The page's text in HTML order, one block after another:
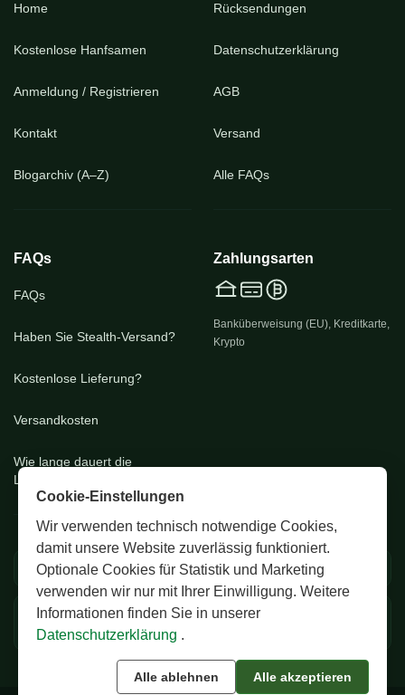
Cookie-Einstellungen
Wir verwenden technisch notwendige Cookies,
damit unsere Website zuverlässig funktioniert.
Optionale Cookies für Statistik und Marketing
verwenden wir nur mit Ihrer Einwilligung. Weitere
Informationen finden Sie in unserer
Datenschutzerklärung .
Alle ablehnen Alle akzeptieren
Home
Kostenlose Hanfsamen
Anmeldung / Registrieren
Kontakt
Blogarchiv (A–Z)
Rücksendungen
Datenschutzerklärung
AGB
Versand
Alle FAQs
FAQs
FAQs
Haben Sie Stealth-Versand?
Kostenlose Lieferung?
Versandkosten
Wie lange dauert die
Lieferung?
Zahlungsarten
Banküberweisung (EU), Kreditkarte,
Krypto
🚚 EU & CH Versand 🔒 Diskrete Verpackung
✅ Zertifizierte Premium
Samen
💬 24/7 Support